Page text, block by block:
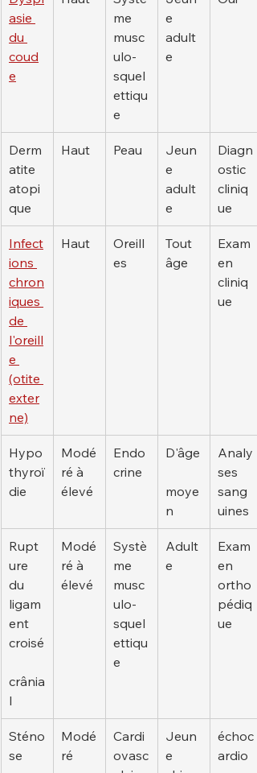
asie
du
coud
e
me
musc
ulo-
squel
ettiqu
e
e
adult
e
Derm
atite
atopi
que
Haut Peau
Jeun
e
adult
e
Diagn
ostic
cliniq
ue
Infect
ions
chron
iques
de
l'oreill
e
(otite
exter
ne)
Haut
Oreill
es
Tout
âge
Exam
en
cliniq
ue
Hypo
thyroï
die
Modé
ré à
élevé
Endo
crine
D'âge
moye
n
Analy
ses
sang
uines
Rupt
ure
du
ligam
ent
croisé
crânia
l
Modé
ré à
élevé
Systè
me
musc
ulo-
squel
ettiqu
e
Adult
e
Exam
en
ortho
pédiq
ue
Sténo
se
Modé
ré
Cardi
ovasc
Jeun
e
échoc
ardio